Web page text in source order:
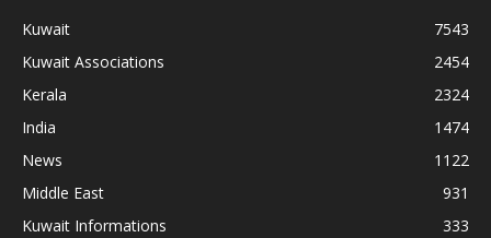
Kuwait
7543
Kuwait Associations
2454
Kerala
2324
India
1474
News
1122
Middle East
931
Kuwait Informations
333